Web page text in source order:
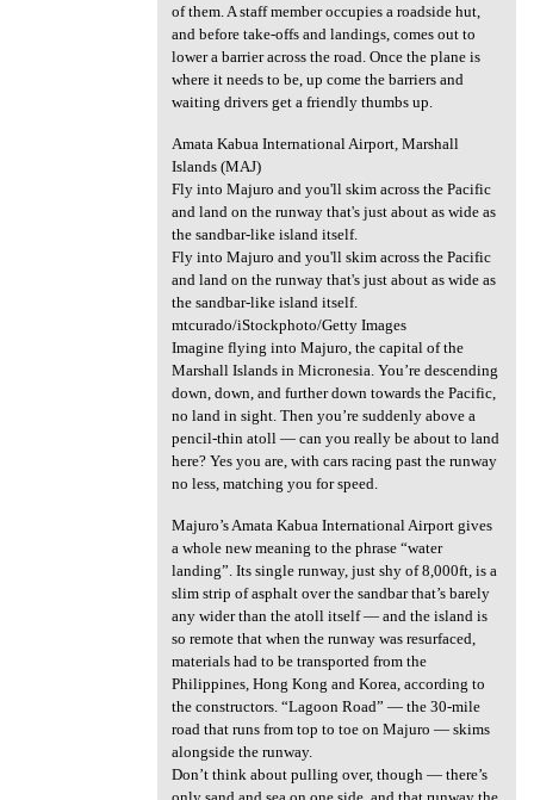
of them. A staff member occupies a roadside hut,
and before take-offs and landings, comes out to
lower a barrier across the road. Once the plane is
where it needs to be, up come the barriers and
waiting drivers get a friendly thumbs up.
Amata Kabua International Airport, Marshall
Islands (MAJ)
Fly into Majuro and you'll skim across the Pacific
and land on the runway that's just about as wide as
the sandbar-like island itself.
Fly into Majuro and you'll skim across the Pacific
and land on the runway that's just about as wide as
the sandbar-like island itself.
mtcurado/iStockphoto/Getty Images
Imagine flying into Majuro, the capital of the
Marshall Islands in Micronesia. You’re descending
down, down, and further down towards the Pacific,
no land in sight. Then you’re suddenly above a
pencil-thin atoll — can you really be about to land
here? Yes you are, with cars racing past the runway
no less, matching you for speed.
Majuro’s Amata Kabua International Airport gives
a whole new meaning to the phrase “water
landing”. Its single runway, just shy of 8,000ft, is a
slim strip of asphalt over the sandbar that’s barely
any wider than the atoll itself — and the island is
so remote that when the runway was resurfaced,
materials had to be transported from the
Philippines, Hong Kong and Korea, according to
the constructors. “Lagoon Road” — the 30-mile
road that runs from top to toe on Majuro — skims
alongside the runway.
Don’t think about pulling over, though — there’s